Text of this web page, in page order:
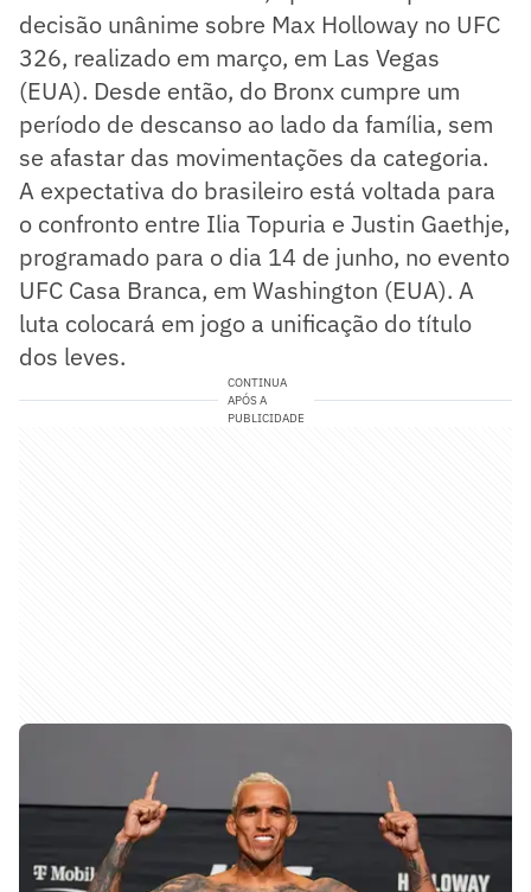
decisão unânime sobre Max Holloway no UFC
326, realizado em março, em Las Vegas
(EUA). Desde então, do Bronx cumpre um
período de descanso ao lado da família, sem
se afastar das movimentações da categoria.
A expectativa do brasileiro está voltada para
o confronto entre Ilia Topuria e Justin Gaethje,
programado para o dia 14 de junho, no evento
UFC Casa Branca, em Washington (EUA). A
luta colocará em jogo a unificação do título
dos leves.
CONTINUA
APÓS A
PUBLICIDADE